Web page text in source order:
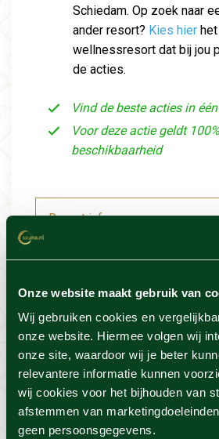
Onze website maakt gebruik van
Wij gebruiken cookies en
onze website. Hiermee volgen wij
onze site, waardoor wij je beter
relevantere informatie kunnen
wij cookies voor het bijhouden van
afstemmen van
geen persoonsgegevens.
Schiedam. Op zoek naar
ander resort? Kies hier het
wellnessresort dat bij jou
de acties.
Vind de beste acties in
Voor deze actie geldt 100%
beschikbaarheid
Resort info
Locatie
Voorwaarden